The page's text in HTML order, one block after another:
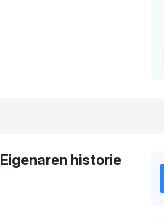
Eigenaren historie